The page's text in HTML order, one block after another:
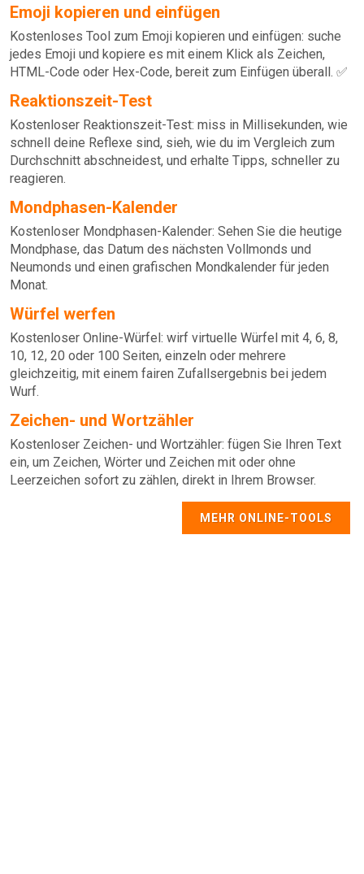
Emoji kopieren und einfügen
Kostenloses Tool zum Emoji kopieren und einfügen: suche
jedes Emoji und kopiere es mit einem Klick als Zeichen,
HTML-Code oder Hex-Code, bereit zum Einfügen überall. ✅
Reaktionszeit-Test
Kostenloser Reaktionszeit-Test: miss in Millisekunden, wie
schnell deine Reflexe sind, sieh, wie du im Vergleich zum
Durchschnitt abschneidest, und erhalte Tipps, schneller zu
reagieren.
Mondphasen-Kalender
Kostenloser Mondphasen-Kalender: Sehen Sie die heutige
Mondphase, das Datum des nächsten Vollmonds und
Neumonds und einen grafischen Mondkalender für jeden
Monat.
Würfel werfen
Kostenloser Online-Würfel: wirf virtuelle Würfel mit 4, 6, 8,
10, 12, 20 oder 100 Seiten, einzeln oder mehrere
gleichzeitig, mit einem fairen Zufallsergebnis bei jedem
Wurf.
Zeichen- und Wortzähler
Kostenloser Zeichen- und Wortzähler: fügen Sie Ihren Text
ein, um Zeichen, Wörter und Zeichen mit oder ohne
Leerzeichen sofort zu zählen, direkt in Ihrem Browser.
MEHR ONLINE-TOOLS